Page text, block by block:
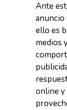
Ante
anuncio
ello es
medios
online y